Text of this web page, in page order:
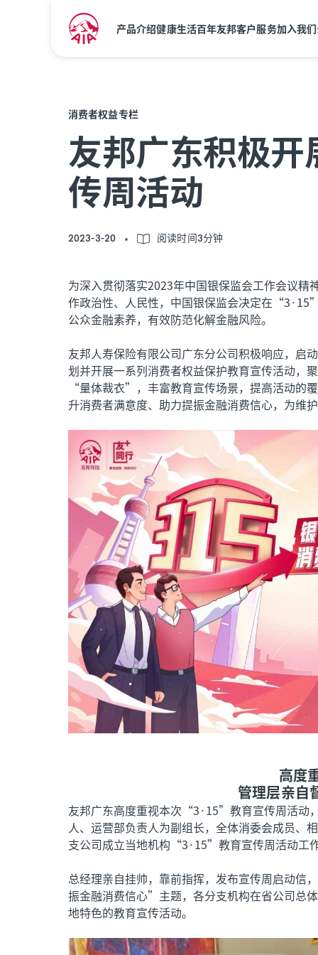
产品介绍健康生活百年友邦客户服务加入我们
消费者权益专栏
友邦广东积极开
传周活动
2023-3-20 阅读时间3分钟
为深入贯彻落实2023年中国银保监会工作会议
作政治性、人民性，中国银保监会决定在
公众金融素养，有效防范化解金融风险。
友邦人寿保险有限公司广东分公司积极响应，
划并开展一系列消费者权益保护教育宣传活动
“量体裁衣”，丰富教育宣传场景，提高活动的
升消费者满意度、助力提振金融消费信心，为维
高度
管理层亲自
友邦广东高度重视本次“3·15”教育宣传周活动
人、运营部负责人为副组长，全体消委会成员、
支公司成立当地机构“3·15”教育宣传周活动工
总经理亲自挂帅，靠前指挥，发布宣传周启动信
振金融消费信心”主题，各分支机构在省公司总
地特色的教育宣传活动。